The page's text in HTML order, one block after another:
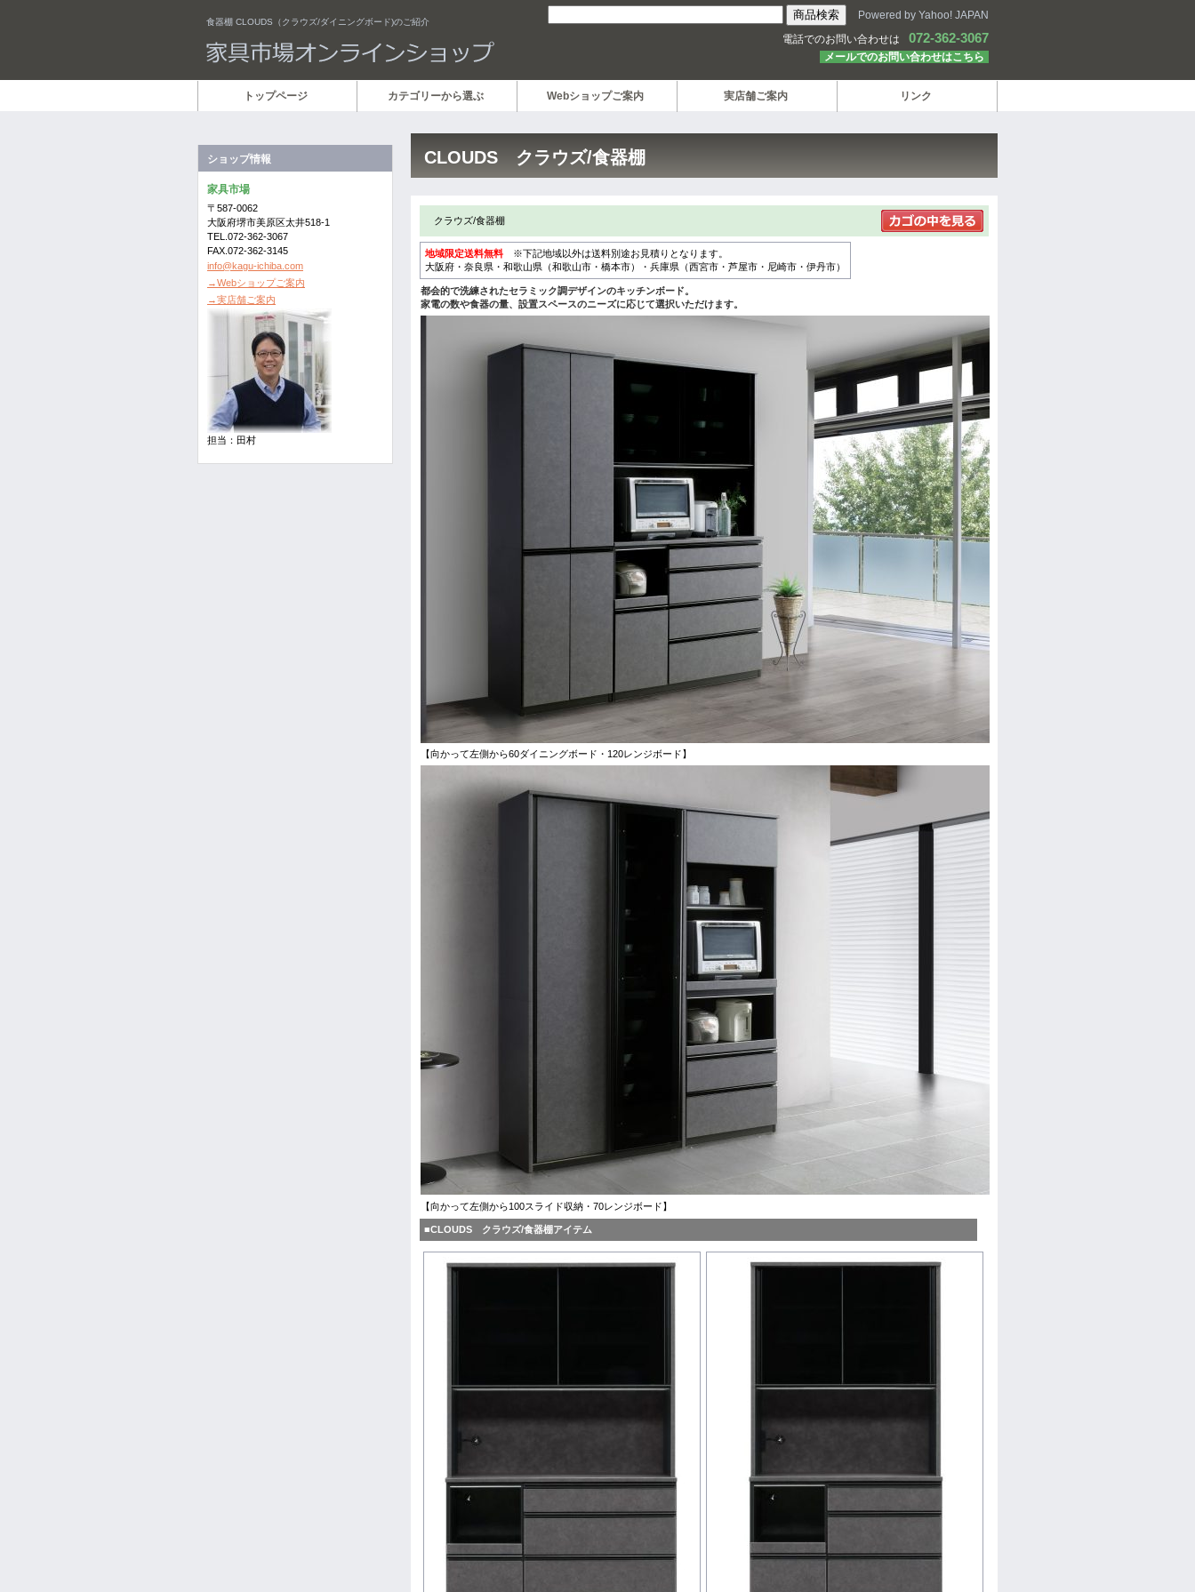
食器棚 CLOUDS（クラウズ/ダイニングボード)のご紹介
電話でのお問い合わせは 072-362-3067
メールでのお問い合わせはこちら
Powered by Yahoo! JAPAN
CLOUDS クラウズ/食器棚
クラウズ/食器棚
地域限定送料無料 ※下記地域以外は送料別途お見積りとなります。
大阪府・奈良県・和歌山県（和歌山市・橋本市）・兵庫県（西宮市・芦屋市・尼崎市・伊丹市）
都会的で洗練されたセラミック調デザインのキッチンボード。
家電の数や食器の量、設置スペースのニーズに応じて選択いただけます。
【向かって左側から60ダイニングボード・120レンジボード】
【向かって左側から100スライド収納・70レンジボード】
■CLOUDS クラウズ/食器棚アイテム
トップページ カテゴリーから選ぶ Webショップご案内 実店舗ご案内 リンク
ショップ情報
家具市場
〒587-0062
大阪府堺市美原区太井518-1
TEL.072-362-3067
FAX.072-362-3145
info@kagu-ichiba.com
→Webショップご案内
→実店舗ご案内
担当：田村